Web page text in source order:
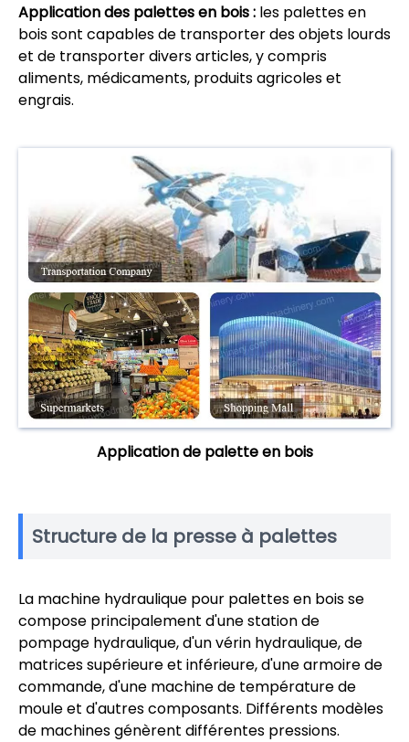
Application des palettes en bois : les palettes en
bois sont capables de transporter des objets lourds
et de transporter divers articles, y compris
aliments, médicaments, produits agricoles et
engrais.
Application de palette en bois
Structure de la presse à palettes
La machine hydraulique pour palettes en bois se
compose principalement d'une station de
pompage hydraulique, d'un vérin hydraulique, de
matrices supérieure et inférieure, d'une armoire de
commande, d'une machine de température de
moule et d'autres composants. Différents modèles
de machines génèrent différentes pressions.